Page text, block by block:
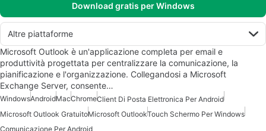
Download gratis per Windows
Altre piattaforme
Microsoft Outlook è un'applicazione completa per email e
produttività progettata per centralizzare la comunicazione, la
pianificazione e l'organizzazione. Collegandosi a Microsoft
Exchange Server, consente…
WindowsAndroidMacChromeClient Di Posta Elettronica Per Android
Microsoft Outlook GratuitoMicrosoft OutlookTouch Schermo Per Windows
Comunicazione Per Android